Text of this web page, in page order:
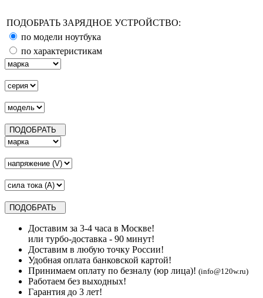
ПОДОБРАТЬ ЗАРЯДНОЕ УСТРОЙСТВО:
по модели ноутбука
по характеристикам
Доставим за 3-4 часа в Москве!
или турбо-доставка - 90 минут!
Доставим в любую точку России!
Удобная оплата банковской картой!
Принимаем оплату по безналу (юр лица)! (info@120w.ru)
Работаем без выходных!
Гарантия до 3 лет!